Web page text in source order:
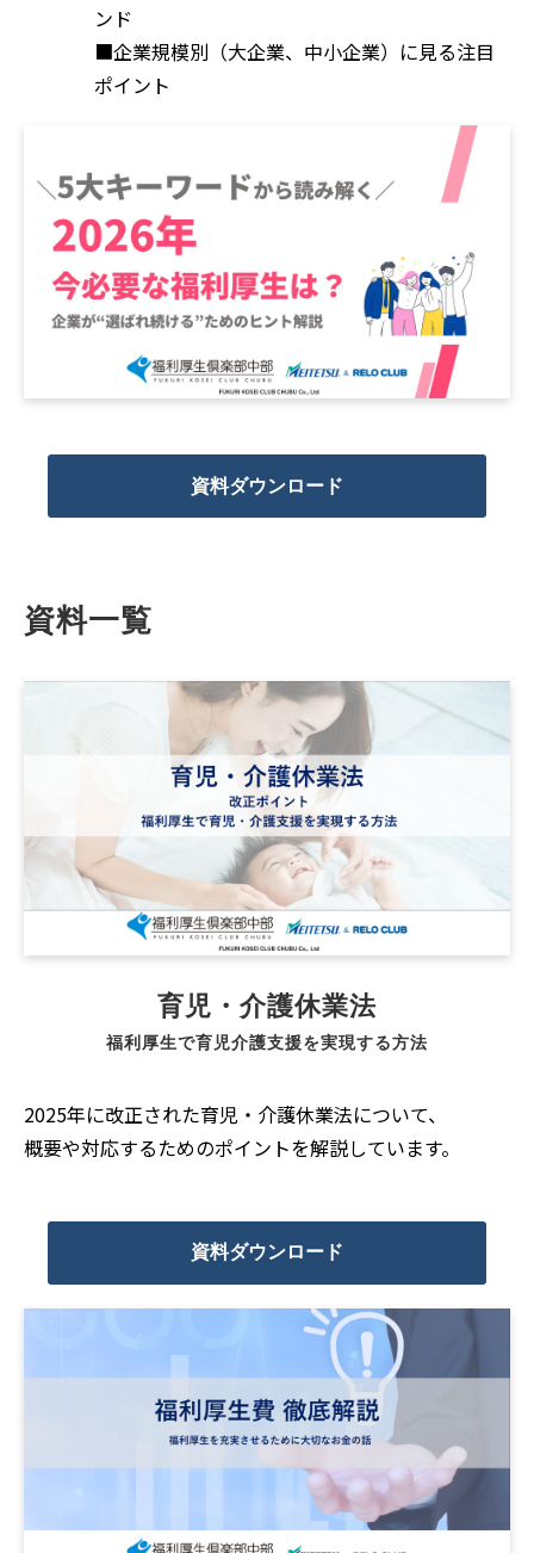
ンド
■企業規模別（大企業、中小企業）に見る注目
ポイント
資料ダウンロード
資料一覧
育児・介護休業法
福利厚生で育児介護支援を実現する方法
2025年に改正された育児・介護休業法について、
概要や対応するためのポイントを解説しています。
資料ダウンロード